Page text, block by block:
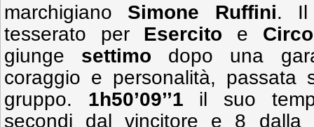
marchigiano Simone Ruffini. Il
tesserato per Esercito e
giunge settimo dopo una
coraggio e personalità, passata
gruppo. 1h50’09’’1 il suo
secondi dal vincitore e 8 dalla